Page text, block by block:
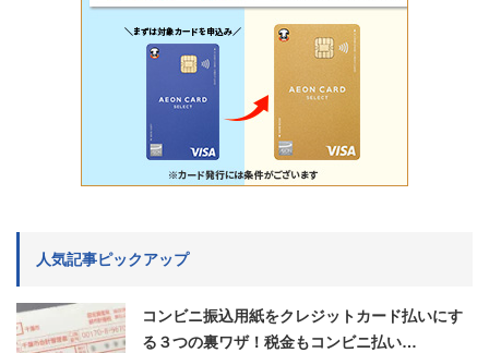
人気記事ピックアップ
コンビニ振込用紙をクレジットカード払いにす
る３つの裏ワザ！税金もコンビニ払い…